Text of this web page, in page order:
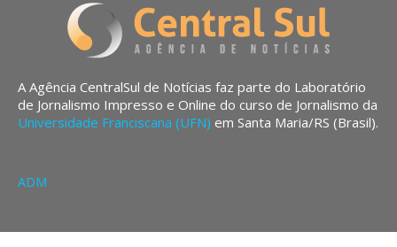
A Agência CentralSul de Notícias faz parte do Laboratório
de Jornalismo Impresso e Online do curso de Jornalismo da
Universidade Franciscana (UFN) em Santa Maria/RS (Brasil).
ADM